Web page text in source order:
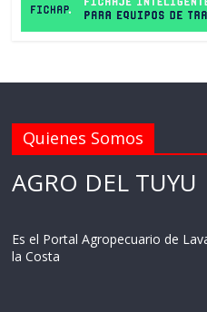
Quienes Somos
AGRO DEL TUYU
Es el Portal Agropecuario de
la Costa